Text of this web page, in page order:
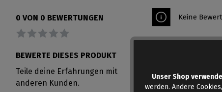
0 VON 0 BEWERTUNGEN
Durchschnittliche Bewertung von 0 von 5 Sternen
BEWERTE DIESES PRODUKT
Teile deine Erfahrungen mit
anderen Kunden.
Keine
Unser Shop
werden. Andere